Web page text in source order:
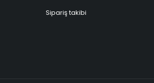
Sipariş takibi